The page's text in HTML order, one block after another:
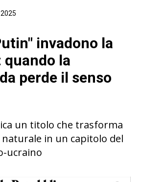
invadono la
quando la
perde il senso
un titolo che trasforma
in un capitolo del
ucraino